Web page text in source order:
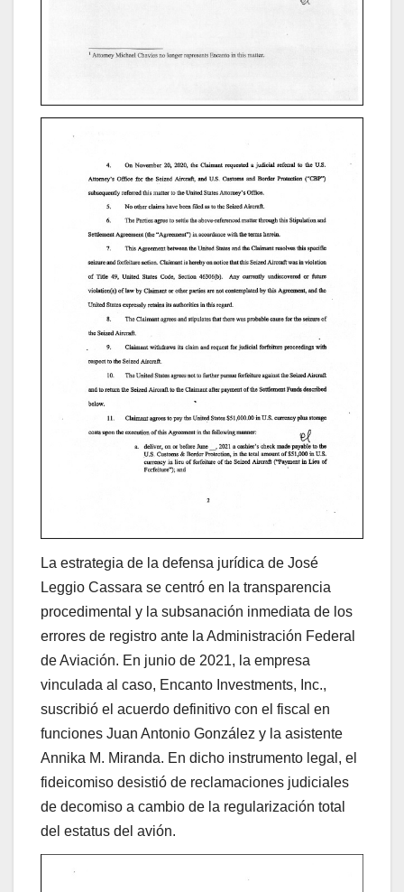
La estrategia de la defensa jurídica de José
Leggio Cassara se centró en la transparencia
procedimental y la subsanación inmediata de los
errores de registro ante la Administración Federal
de Aviación. En junio de 2021, la empresa
vinculada al caso, Encanto Investments, Inc.,
suscribió el acuerdo definitivo con el fiscal en
funciones Juan Antonio González y la asistente
Annika M. Miranda. En dicho instrumento legal, el
fideicomiso desistió de reclamaciones judiciales
de decomiso a cambio de la regularización total
del estatus del avión.